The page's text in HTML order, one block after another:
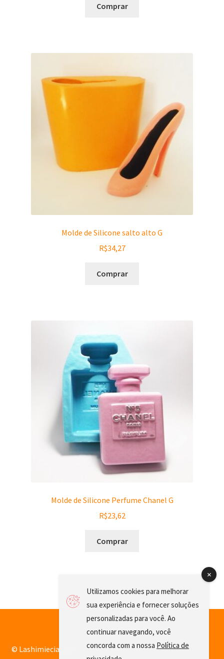
Comprar
Molde de Silicone salto alto G
R$34,27
Comprar
Molde de Silicone Perfume Chanel G
R$23,62
Comprar
© Lashimiecia 2026
Utilizamos cookies para melhorar
sua experiência e fornecer soluções
personalizadas para você. Ao
continuar navegando, você
concorda com a nossa Política de